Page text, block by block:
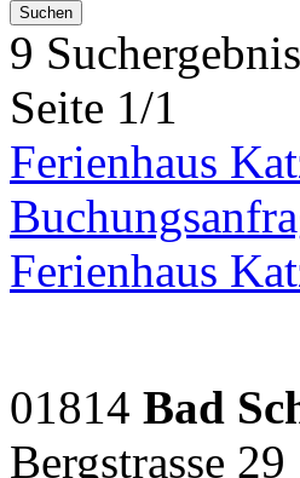
9
Seite 1/1
Ferienhaus
Ferienhaus
01814 Bad
Bergstrasse 29